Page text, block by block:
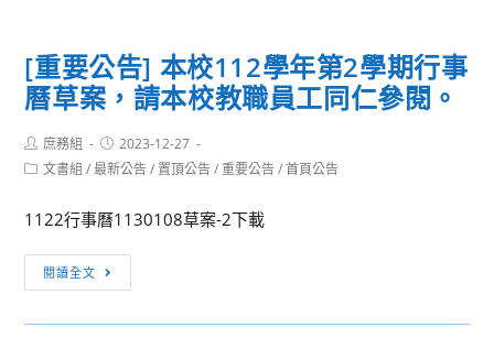
[重要公告] 本校112學年第2學期行事
曆草案，請本校教職員工同仁參閱。
Post
author:
庶務組
Post
published:
2023-12-27
Post文書組 / 最新公告 / 置頂公告 / 重要公告 / 首頁公告
1122行事曆1130108草案-2下載
閱讀全文
要
公